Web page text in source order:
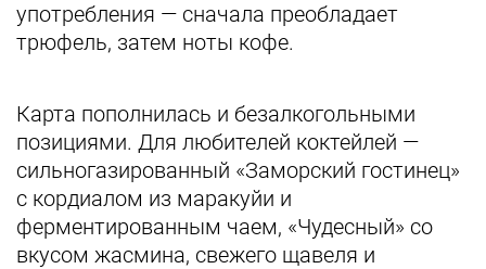
употребления — сначала преобладает
трюфель, затем ноты кофе.
Карта пополнилась и безалкогольными
позициями. Для любителей коктейлей —
сильногазированный «Заморский гостинец»
с кордиалом из маракуйи и
ферментированным чаем, «Чудесный» со
вкусом жасмина, свежего щавеля и